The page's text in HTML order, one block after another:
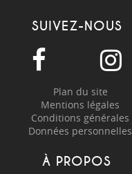
SUIVEZ-NOUS
Plan du site
Mentions légales
Conditions générales
Données personnelles
À PROPOS